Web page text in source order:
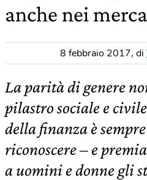
anche nei
8 febbraio 2017, di
La parità di genere
pilastro sociale e
della finanza è
riconoscere – e
a uomini e donne gli